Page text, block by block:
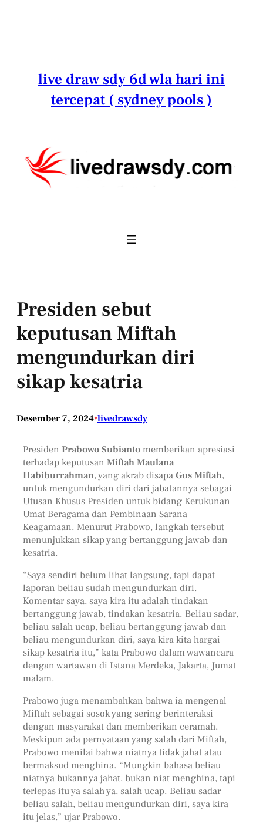
live draw sdy 6d wla hari ini
tercepat ( sydney pools )
Presiden sebut
keputusan Miftah
mengundurkan diri
sikap kesatria
Desember 7, 2024•livedrawsdy
Presiden Prabowo Subiantomemberikan apresiasi
terhadap keputusan Miftah Maulana
Habiburrahman, yang akrab disapaGus Miftah,
untuk mengundurkan diri dari jabatannya sebagai
Utusan Khusus Presiden untuk bidang Kerukunan
Umat Beragama dan Pembinaan Sarana
Keagamaan. Menurut Prabowo, langkah tersebut
menunjukkan sikap yang bertanggung jawab dan
kesatria.
“Saya sendiri belum lihat langsung, tapi dapat
laporan beliau sudah mengundurkan diri.
Komentar saya, saya kira itu adalah tindakan
bertanggung jawab, tindakan kesatria. Beliau sadar,
beliau salah ucap, beliau bertanggung jawab dan
beliau mengundurkan diri, saya kira kita hargai
sikap kesatria itu,” kata Prabowo dalam wawancara
dengan wartawan di Istana Merdeka, Jakarta, Jumat
malam.
Prabowo juga menambahkan bahwa ia mengenal
Miftah sebagai sosok yang sering berinteraksi
dengan masyarakat dan memberikan ceramah.
Meskipun ada pernyataan yang salah dari Miftah,
Prabowo menilai bahwa niatnya tidak jahat atau
bermaksud menghina. “Mungkin bahasa beliau
niatnya bukannya jahat, bukan niat menghina, tapi
terlepas itu ya salah ya, salah ucap. Beliau sadar
beliau salah, beliau mengundurkan diri, saya kira
itu jelas,” ujar Prabowo.